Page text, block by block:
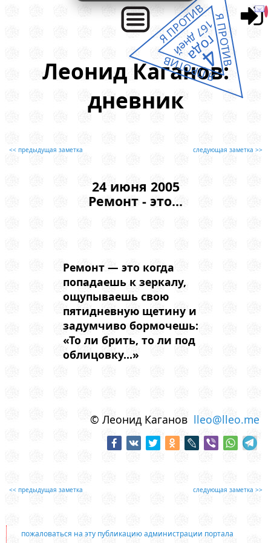
Леонид Каганов:
дневник
<< предыдущая заметка следующая заметка >>
24 июня 2005
Ремонт - это...
Ремонт — это когда
попадаешь к зеркалу,
ощупываешь свою
пятидневную щетину и
задумчиво бормочешь:
«То ли брить, то ли под
облицовку...»
© Леонид Каганов lleo@lleo.me
<< предыдущая заметка следующая заметка >>
пожаловаться на эту публикацию администрации портала
Я ПРОТИВ
Я ПРОТИВ
Я ПРОТИВ
4
года
167 дней